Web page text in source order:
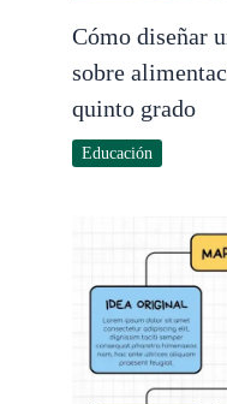
Cómo diseñar
sobre
quinto grado
Educación